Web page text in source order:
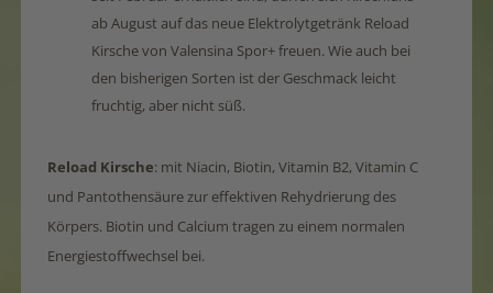
ab August auf das neue Elektrolytgetränk Reload
Kirsche von Valensina Spor+ freuen. Wie auch bei
den bisherigen Sorten ist der Geschmack leicht
fruchtig, aber nicht süß.
Reload Kirsche: mit Niacin, Biotin, Vitamin B2, Vitamin C
und Pantothensäure zur effektiven Rehydrierung des
Körpers. Biotin und Calcium tragen zu einem normalen
Energiestoffwechsel bei.